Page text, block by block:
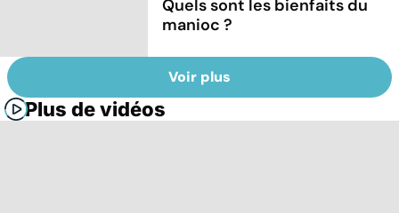
Quels sont les bienfaits du
manioc ?
Voir plus
Plus de vidéos